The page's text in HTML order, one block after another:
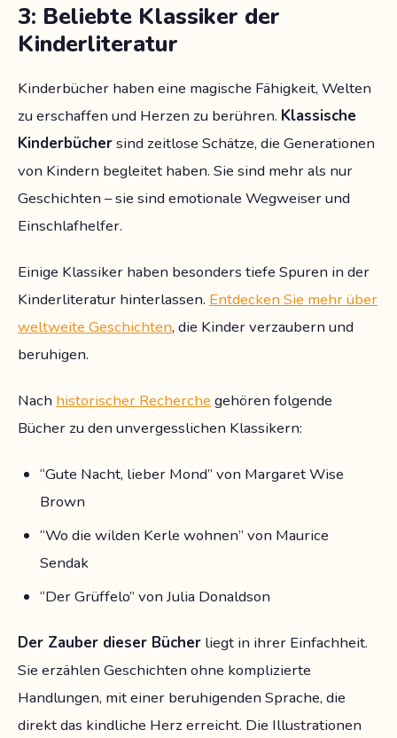
3: Beliebte Klassiker der
Kinderliteratur
Kinderbücher haben eine magische Fähigkeit, Welten
zu erschaffen und Herzen zu berühren. Klassische
Kinderbüchersind zeitlose Schätze, die Generationen
von Kindern begleitet haben. Sie sind mehr als nur
Geschichten – sie sind emotionale Wegweiser und
Einschlafhelfer.
Einige Klassiker haben besonders tiefe Spuren in der
Kinderliteratur hinterlassen. Entdecken Sie mehr über
weltweite Geschichten, die Kinder verzaubern und
beruhigen.
Nach historischer Recherche gehören folgende
Bücher zu den unvergesslichen Klassikern:
“Gute Nacht, lieber Mond” von Margaret Wise
Brown
“Wo die wilden Kerle wohnen” von Maurice
Sendak
“Der Grüffelo” von Julia Donaldson
Der Zauber dieser Bücher liegt in ihrer Einfachheit.
Sie erzählen Geschichten ohne komplizierte
Handlungen, mit einer beruhigenden Sprache, die
direkt das kindliche Herz erreicht. Die Illustrationen